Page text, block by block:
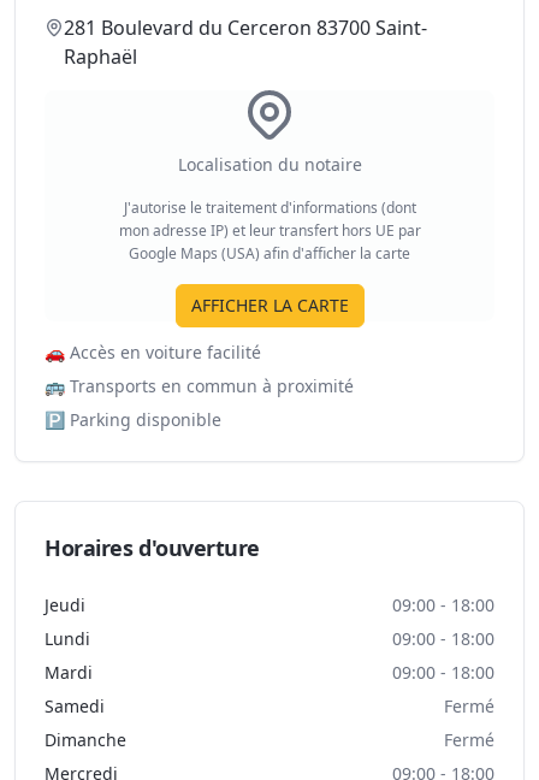
281 Boulevard du Cerceron 83700 Saint-
Raphaël
Localisation du notaire
J'autorise le traitement d'informations (dont
mon adresse IP) et leur transfert hors UE par
Google Maps (USA) afin d'afficher la carte
AFFICHER LA CARTE
🚗 Accès en voiture facilité
🚌 Transports en commun à proximité
🅿️ Parking disponible
Horaires d'ouverture
Jeudi
09:00 - 18:00
Lundi
09:00 - 18:00
Mardi
09:00 - 18:00
Samedi
Fermé
Dimanche
Fermé
Mercredi
09:00 - 18:00